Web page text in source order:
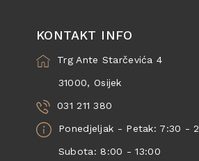
KONTAKT INFO
Trg Ante Starčevića 4
31000, Osijek
031 211 380
Ponedjeljak - Petak: 7:30 -
Subota: 8:00 - 13:00